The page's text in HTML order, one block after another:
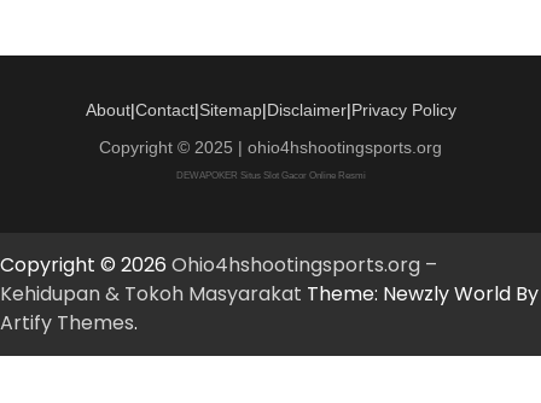
About|Contact|Sitemap|Disclaimer|Privacy Policy
Copyright © 2025 | ohio4hshootingsports.org
DEWAPOKER Situs Slot Gacor Online Resmi
Copyright © 2026 Ohio4hshootingsports.org –
Kehidupan & Tokoh Masyarakat Theme: Newzly World By
Artify Themes.